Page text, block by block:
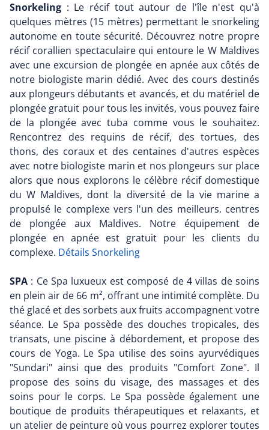
Snorkeling : Le récif tout autour de l'île n'est qu'à
quelques mètres (15 mètres) permettant le snorkeling
autonome en toute sécurité. Découvrez notre propre
récif corallien spectaculaire qui entoure le W Maldives
avec une excursion de plongée en apnée aux côtés de
notre biologiste marin dédié. Avec des cours destinés
aux plongeurs débutants et avancés, et du matériel de
plongée gratuit pour tous les invités, vous pouvez faire
de la plongée avec tuba comme vous le souhaitez.
Rencontrez des requins de récif, des tortues, des
thons, des coraux et des centaines d'autres espèces
avec notre biologiste marin et nos plongeurs sur place
alors que nous explorons le célèbre récif domestique
du W Maldives, dont la diversité de la vie marine a
propulsé le complexe vers l'un des meilleurs. centres
de plongée aux Maldives. Notre équipement de
plongée en apnée est gratuit pour les clients du
complexe. Détails Snorkeling
SPA : Ce Spa luxueux est composé de 4 villas de soins
en plein air de 66 m², offrant une intimité complète. Du
thé glacé et des sorbets aux fruits accompagnent votre
séance. Le Spa possède des douches tropicales, des
transats, une piscine à débordement, et propose des
cours de Yoga. Le Spa utilise des soins ayurvédiques
"Sundari" ainsi que des produits "Comfort Zone". Il
propose des soins du visage, des massages et des
soins pour le corps. Le Spa possède également une
boutique de produits thérapeutiques et relaxants, et
un atelier de peinture où vous pourrez explorer toutes